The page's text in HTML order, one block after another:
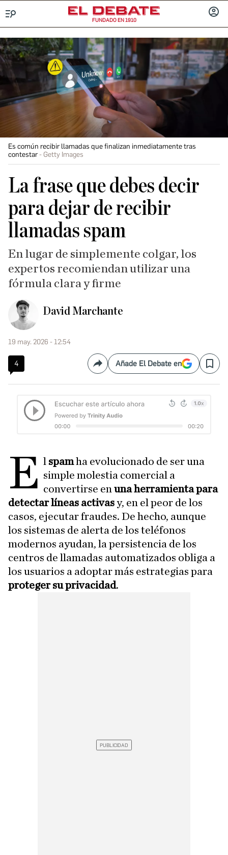
FUNDADO EN 1910
Es común recibir llamadas que finalizan inmediatamente tras
contestar
Getty Images
La frase que debes decir
para dejar de recibir
llamadas spam
En lugar de simplemente colgar, los
expertos recomiendan utilizar una
fórmula clara y firme
David Marchante
19 may. 2026 - 12:54
4 CompartirAñade El Debate en Save
E l spamha evolucionado de ser una
simple molestia comercial a
convertirse en una herramienta para
detectar líneas activasy, en el peor de los
casos, ejecutar fraudes. De hecho, aunque
los sistemas de alerta de los teléfonos
modernos ayudan, la persistencia de los
centros de llamadas automatizados obliga a
los usuarios a adoptar más estrategias para
proteger su privacidad.